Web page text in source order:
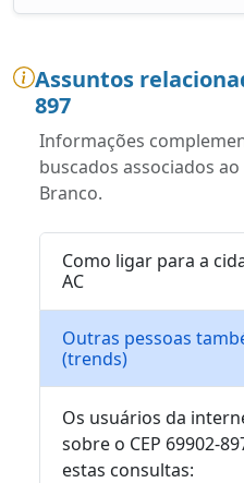
Assuntos
897
Informações
buscados associados ao
Branco.
Como ligar para a
AC
Outras pessoas
(trends)
Os usuários da
sobre o CEP 69902-
estas consultas: